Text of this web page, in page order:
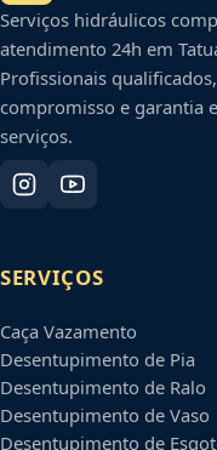
Serviços hidráulicos
atendimento 24h em
Profissionais
compromisso e garantia
serviços.
SERVIÇOS
Caça Vazamento
Desentupimento de Pia
Desentupimento de Ralo
Desentupimento de Vaso
Desentupimento de